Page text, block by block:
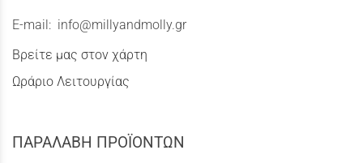
E-mail: info@millyandmolly.gr
Βρείτε μας στον χάρτη
Ωράριο Λειτουργίας
ΠΑΡΑΛΑΒΗ ΠΡΟΪΟΝΤΩΝ